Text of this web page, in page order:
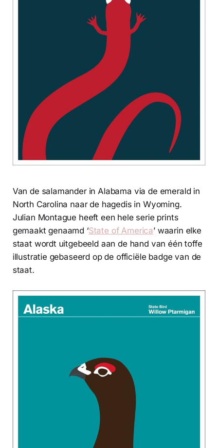
Van de salamander in Alabama via de emerald in
North Carolina naar de hagedis in Wyoming.
Julian Montague heeft een hele serie prints
gemaakt genaamd ‘State of America’ waarin elke
staat wordt uitgebeeld aan de hand van één toffe
illustratie gebaseerd op de officiële badge van de
staat.